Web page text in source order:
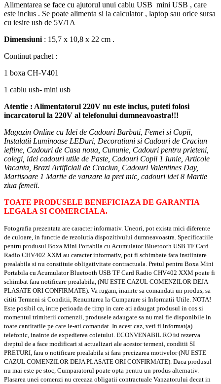
Alimentarea se face cu ajutorul unui cablu USB mini USB , care
este inclus . Se poate alimenta si la calculator , laptop sau orice sursa
cu iesire usb de 5V/1A
Dimensiuni : 15,7 x 10,8 x 22 cm .
Continut pachet :
1 boxa CH-V401
1 cablu usb- mini usb
Atentie : Alimentatorul 220V nu este inclus, puteti folosi
incarcatorul la 220V al telefonului dumneavoastra!!!
Magazin Online cu Idei de Cadouri Barbati, Femei si Copii,
Instalatii Luminoase LEDuri, Decoratiuni si Cadouri de Craciun
ieftine, Cadouri de Casa noua, Cununie, Cadouri pentru prieteni,
colegi, idei cadouri utile de Paste, Cadouri Copii 1 Iunie, Articole
Vacanta, Brazi Artificiali de Craciun, Cadouri Valentines Day,
Martisoare 1 Martie de vanzare la pret mic, cadouri idei 8 Martie
ziua femeii.
TOATE PRODUSELE BENEFICIAZA DE GARANTIA
LEGALA SI COMERCIALA.
Fotografia prezentata are caracter informativ. Uneori, pot exista mici diferente
de culoare, in functie de rezolutia dispozitivului dumneavoastra. Specificatiile
pentru produsul Boxa Mini Portabila cu Acumulator Bluetooth USB TF Card
Radio CHV402 XXM au caracter informativ, pot fi schimbate fara instiintare
prealabila si nu constituie obligativitate contractuala. Pretul pentru Boxa Mini
Portabila cu Acumulator Bluetooth USB TF Card Radio CHV402 XXM poate fi
schimbat fara notificare prealabila, (NU ESTE CAZUL COMENZILOR DEJA
PLASATE ORI CONFIRMATE). Va rugam, inainte sa comandati un produs, sa
cititi Termeni si Conditii, Renuntarea la Cumparare si Informatii Utile. NOTA!
Este posibil ca, intre perioada de timp in care ati adaugat produsul in cos si
momentul trimiterii comenzii, produsele adaugate sa nu mai fie disponibile in
toate cantitatile pe care le-ati comandat. In acest caz, veti fi informat(a)
telefonic, inainte de expedierea coletului. ECONVENABIL.RO isi rezerva
dreptul de a face modificari si actualizari ale acestor termeni, conditii SI
PRETURI, fara o notificare prealabila si fara precizarea motivelor (NU ESTE
CAZUL COMENZILOR DEJA PLASATE ORI CONFIRMATE). Daca produsul
nu mai este pe stoc, Cumparatorul poate opta pentru un produs alternativ.
Plasarea unei comenzi nu creeaza obligatii contractuale Vanzatorului decat in